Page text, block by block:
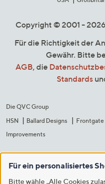
Copyright © 2001 - 2026
Für die Richtigkeit der
Gewähr. Bitte
AGB, die
Standards
Die QVC Group
HSN
Ballard Designs Frontgate
Improvements
Für ein personalisiertes
Bitte wähle „Alle Cookies